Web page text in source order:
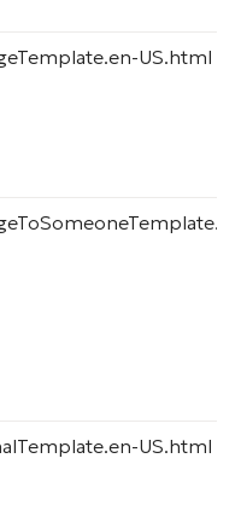
US.html
US.html